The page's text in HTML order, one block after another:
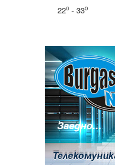
22o- 33o